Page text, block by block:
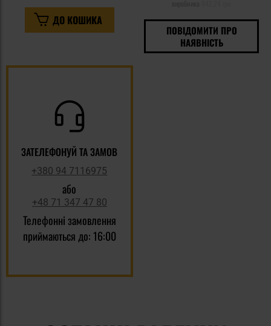
ДО КОШИКА
ПОВІДОМИТИ ПРО
НАЯВНІСТЬ
ЗАТЕЛЕФОНУЙ ТА ЗАМОВ
+380 94 7116975
або
+48 71 347 47 80
Телефонні замовлення
приймаються до: 16:00